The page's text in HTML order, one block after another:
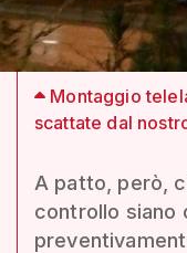
Montaggio
scattate dal
A patto, però,
controllo siano